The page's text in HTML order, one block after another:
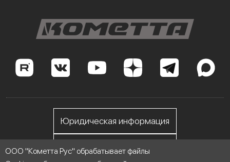
Юридическая информация
Личный кабинет
ООО "Кометта Рус" обрабатывает файлы